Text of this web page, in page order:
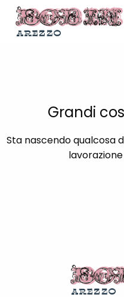
Grandi
Sta nascendo qualcosa